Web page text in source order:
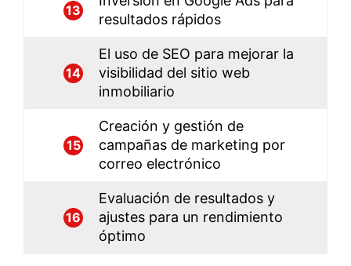
13
resultados rápidos
14
El uso de SEO para mejorar la
visibilidad del sitio web
inmobiliario
15
Creación y gestión de
campañas de marketing por
correo electrónico
16
Evaluación de resultados y
ajustes para un rendimiento
óptimo